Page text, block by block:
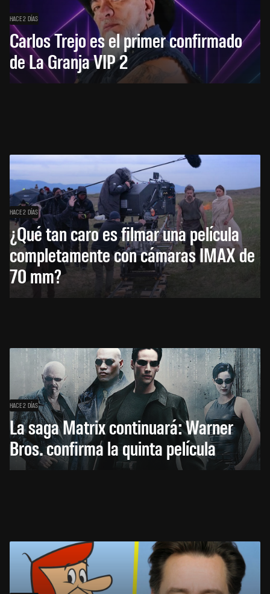
HACE 2 DÍAS
Carlos Trejo es el primer confirmado
de La Granja VIP 2
HACE 2 DÍAS
¿Qué tan caro es filmar una película
completamente con cámaras IMAX de
70 mm?
HACE 2 DÍAS
La saga Matrix continuará: Warner
Bros. confirma la quinta película